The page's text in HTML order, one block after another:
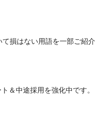
損はない用語を一部ご紹介
＆中途採用を強化中です。